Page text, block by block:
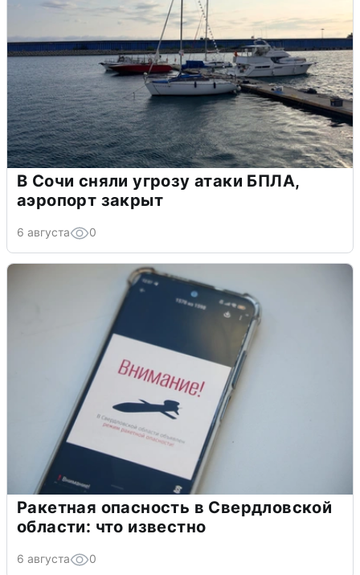
В Сочи сняли угрозу атаки БПЛА,
аэропорт закрыт
6 августа 0
Ракетная опасность в Свердловской
области: что известно
6 августа 0